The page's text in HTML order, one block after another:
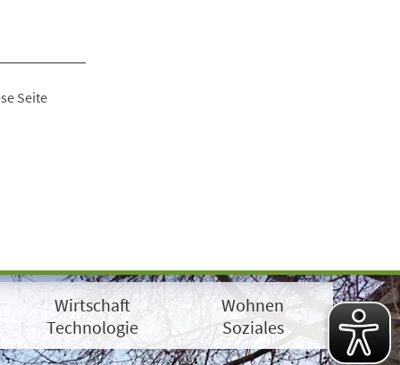
Seite
Wirtschaft
Technologie
Wohnen
Soziales